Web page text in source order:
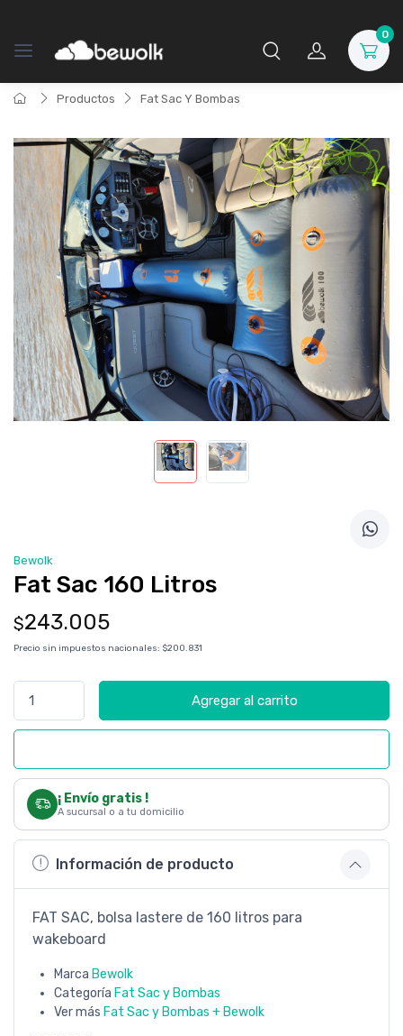
0
Productos Fat Sac Y Bombas
Bewolk
Fat Sac 160 Litros
$243.005
Precio sin impuestos nacionales: $200.831
Agregar al carrito
¡ Envío gratis !
A sucursal o a tu domicilio
Información de producto
FAT SAC, bolsa lastere de 160 litros para
wakeboard
Marca Bewolk
Categoría Fat Sac y Bombas
Ver más Fat Sac y Bombas + Bewolk